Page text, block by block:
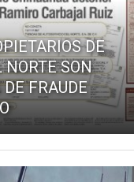
DE
NORTE SON
FRAUDE